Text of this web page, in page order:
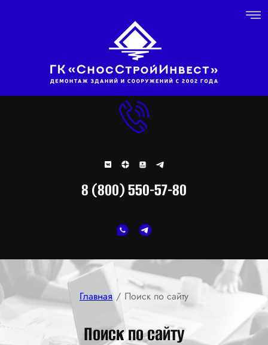
8 (800) 550-57-80
Главная / Поиск по сайту
Поиск по сайту